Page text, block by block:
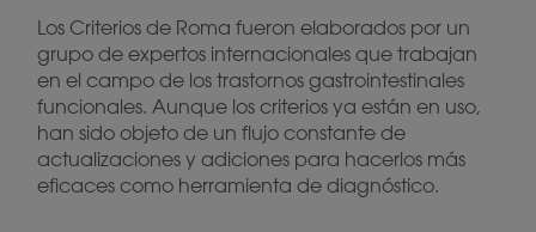
Los Criterios de Roma fueron elaborados por un
grupo de expertos internacionales que trabajan
en el campo de los trastornos gastrointestinales
funcionales. Aunque los criterios ya están en uso,
han sido objeto de un flujo constante de
actualizaciones y adiciones para hacerlos más
eficaces como herramienta de diagnóstico.